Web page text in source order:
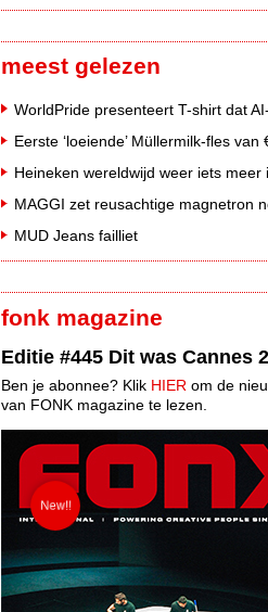
meest gelezen
Heineken wereldwijd weer iets meer
MUD Jeans failliet
fonk magazine
Editie #445 Dit was Cannes
Ben je abonnee? Klik HIER om de
van FONK magazine te lezen.